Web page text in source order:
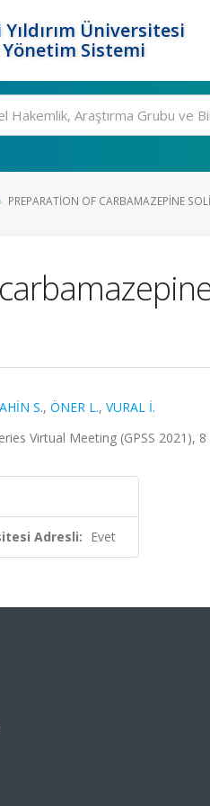
Üniversitesi
Sistemi
PREPARATION OF CARBAMAZEPINE
S., ÖNER L., VURAL İ.
Virtual Meeting (GPSS 2021),
Adresli: Evet